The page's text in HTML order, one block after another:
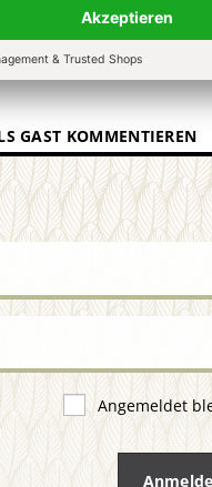
GAST KOMMENTIEREN
Angemeldet